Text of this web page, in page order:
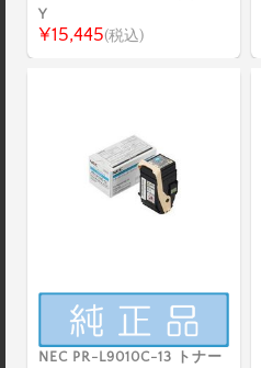
Y
¥15,445(税込)
NEC PR-L9010C-13 トナー